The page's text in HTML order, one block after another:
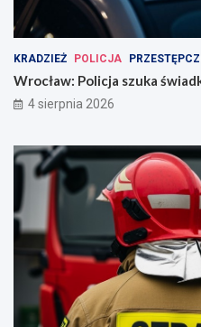
KRADZIEŻ POLICJA
Wrocław: Policja szuka
4 sierpnia 2026